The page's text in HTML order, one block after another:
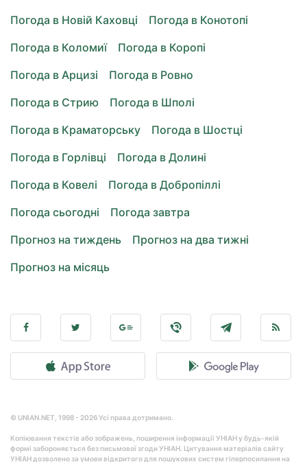
Погода в Новій Каховці
Погода в Конотопі
Погода в Коломиї
Погода в Коропі
Погода в Арцизі
Погода в Ровно
Погода в Стрию
Погода в Шполі
Погода в Краматорську
Погода в Шостці
Погода в Горлівці
Погода в Долині
Погода в Ковелі
Погода в Добропіллі
Погода сьогодні
Погода завтра
Прогноз на тиждень
Прогноз на два тижні
Прогноз на місяць
© UNIAN.NET, 1998 - 2026 Усі права дотримано.
Копіювання текстів або зображень, поширення інформації УНІАН у будь-якій
формі забороняється без письмової згоди УНІАН. Цитування матеріалів сайту
УНІАН дозволено за умови відкритого для пошукових систем гіперпосилання на